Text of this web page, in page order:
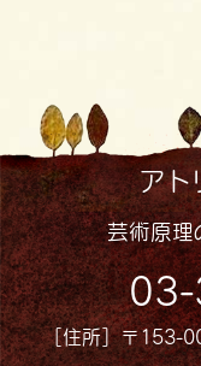
アト
芸術原理
［住所］〒153-